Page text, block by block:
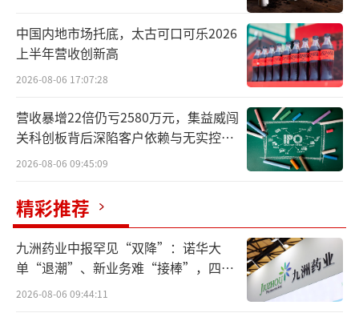
据了解，此次合作针对星巴克星享俱乐部
会员，不同等级可享受差异化住宿权益：金星
会员至高可领取12次亚朵金会员先享权，全年
累计可体验360天亚朵金会员核心福利，包含36
张双人早餐券和36张延迟退房券，覆盖日常出
行与商旅需求；钻星会员更具专属升级权益，
可将其中3次先享权升级为亚朵铂金会员权益，
额外解锁至高18张升房券，享受更高品质的住
宿体验；银星与玉星会员也可定期领取亚朵无
门槛立减券，让每一级会员都能感受到“会员
即权益”的专属待遇。
中国内地市场托底，太古可口可乐2026
上半年营收创新高
2026-08-06 17:07:28
营收暴增22倍仍亏2580万元，集益威闯
关科创板背后深陷客户依赖与无实控人
困局
2026-08-06 09:45:09
精彩推荐
九洲药业中报罕见“双降”：诺华大
单“退潮”、新业务难“接棒”，四大
难关待闯
2026-08-06 09:44:11